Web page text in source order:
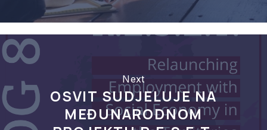
Next
OSVIT SUDJELUJE NA
MEĐUNARODNOM